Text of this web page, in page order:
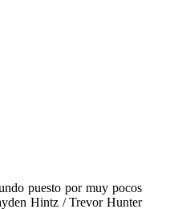
puesto por muy pocos
Hintz / Trevor Hunter